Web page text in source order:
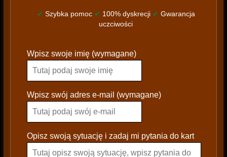
✔ Szybka pomoc ✔ 100% dyskrecji ✔ Gwarancja
uczciwości
l
a
s
e
a
Wpisz swoje imię (wymagane)
Wpisz swój adres e-mail (wymagane)
Opisz swoją sytuację i zadaj mi pytania do kart